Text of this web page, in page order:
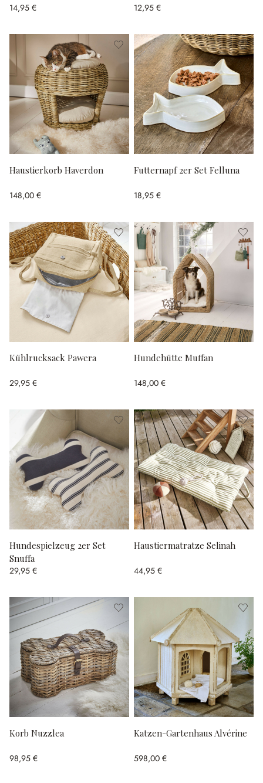
14,95 € 12,95 €
Haustierkorb Haverdon
148,00 €
Futternapf 2er Set Felluna
18,95 €
Kühlrucksack Pawera
29,95 €
Hundehütte Muffan
148,00 €
Hundespielzeug 2er Set
Snuffa
29,95 €
Haustiermatratze Selinah
44,95 €
Korb Nuzzlea
98,95 €
Katzen-Gartenhaus Alvérine
598,00 €